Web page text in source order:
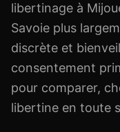
libertinage à
Savoie plus
discrète et
consentement
pour comparer,
libertine en toute